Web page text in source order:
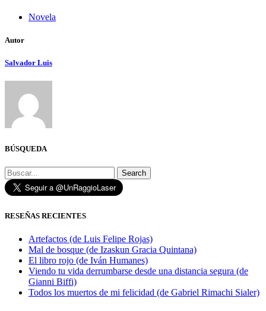
Novela
Autor
Salvador Luis
BÚSQUEDA
Search
RESEÑAS RECIENTES
Artefactos (de Luis Felipe Rojas)
Mal de bosque (de Izaskun Gracia Quintana)
El libro rojo (de Iván Humanes)
Viendo tu vida derrumbarse desde una distancia segura (de
Gianni Biffi)
Todos los muertos de mi felicidad (de Gabriel Rimachi Sialer)